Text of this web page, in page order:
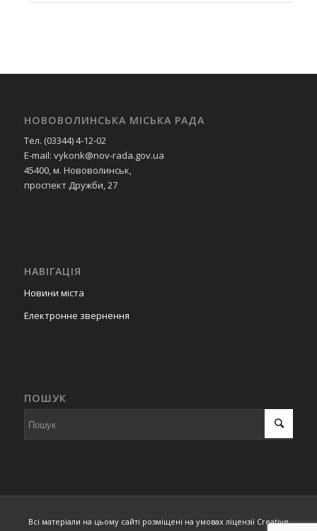
НОВОВОЛИНСЬКА МІСЬКА РАДА
Тел. (03344) 4-12-02
E-mail: vykonk@nov-rada.gov.ua
45400, м. Нововолинськ,
проспект Дружби, 27
НАВІГАЦІЯ
Новини міста
Електронне звернення
ПОШУК
Всі матеріали на цьому сайті розміщені на умовах ліцензії Creative